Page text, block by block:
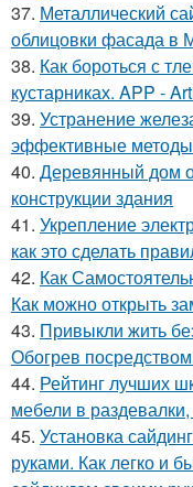
37. Металлический
облицовки фасада в
38. Как бороться с
кустарниках. APP -
39. Устранение
эффективные
40. Деревянный дом
конструкции здания
41. Укрепление
как это сделать
42. Как
Как можно открыть
43. Привыкли жить
Обогрев
44. Рейтинг лучших
мебели в
45. Установка
руками. Как легко и